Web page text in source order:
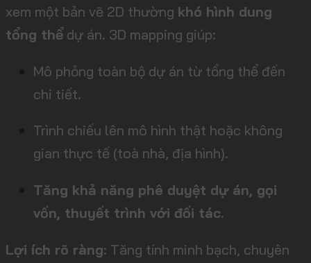
xem một bản vẽ 2D thường khó hình dung
tổng thểdự án. 3D mapping giúp:
Mô phỏng toàn bộ dự án từ tổng thể đến
chi tiết.
Trình chiếu lên mô hình thật hoặc không
gian thực tế (toà nhà, địa hình).
Tăng khả năng phê duyệt dự án, gọi
vốn, thuyết trình với đối tác.
Lợi ích rõ ràng: Tăng tính minh bạch, chuyên